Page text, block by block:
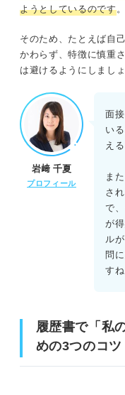
ようとしているのです。
そのため、たとえば自
かわらず、特徴に慎重
は避けるようにしましょ
岩﨑 千夏
プロフィール
面
い
え
ま
さ
で
が
ル
問
すね
履歴書で「私
めの3つのコツ